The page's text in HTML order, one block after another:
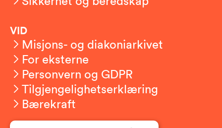
VID
Misjons- og diakoniarkivet
For eksterne
Personvern og GDPR
Tilgjengelighetserklæring
Bærekraft